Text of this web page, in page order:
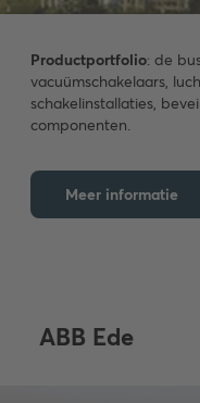
Productportfolio: de
vacuümschakelaars,
schakelinstallaties,
componenten.
Meer informatie
ABB Ede